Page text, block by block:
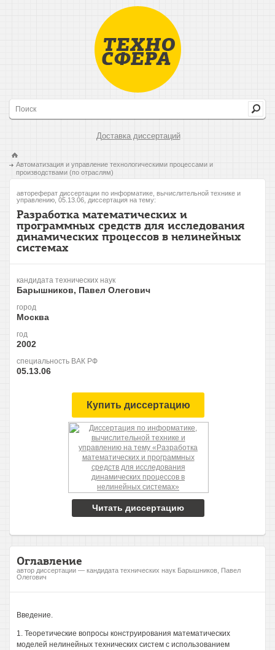
Доставка диссертаций
Автоматизация и управление технологическими процессами и
производствами (по отраслям)
автореферат диссертации по информатике, вычислительной технике и
управлению, 05.13.06, диссертация на тему:
Разработка математических и
программных средств для исследования
динамических процессов в нелинейных
системах
кандидата технических наук
Барышников, Павел Олегович
город
Москва
год
2002
специальность ВАК РФ
05.13.06
Купить диссертацию
Читать диссертацию
Оглавление
автор диссертации — кандидата технических наук Барышников, Павел
Олегович
Введение.
1. Теоретические вопросы конструирования математических
моделей нелинейных технических систем с использованием